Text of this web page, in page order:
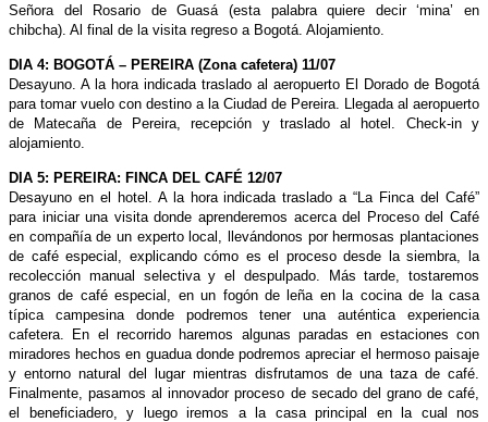
Señora del Rosario de Guasá (esta palabra quiere decir ‘mina’ en
chibcha). Al final de la visita regreso a Bogotá. Alojamiento.
DIA 4: BOGOTÁ – PEREIRA (Zona cafetera) 11/07
Desayuno. A la hora indicada traslado al aeropuerto El Dorado de Bogotá
para tomar vuelo con destino a la Ciudad de Pereira. Llegada al aeropuerto
de Matecaña de Pereira, recepción y traslado al hotel. Check-in y
alojamiento.
DIA 5: PEREIRA: FINCA DEL CAFÉ 12/07
Desayuno en el hotel. A la hora indicada traslado a “La Finca del Café”
para iniciar una visita donde aprenderemos acerca del Proceso del Café
en compañía de un experto local, llevándonos por hermosas plantaciones
de café especial, explicando cómo es el proceso desde la siembra, la
recolección manual selectiva y el despulpado. Más tarde, tostaremos
granos de café especial, en un fogón de leña en la cocina de la casa
típica campesina donde podremos tener una auténtica experiencia
cafetera. En el recorrido haremos algunas paradas en estaciones con
miradores hechos en guadua donde podremos apreciar el hermoso paisaje
y entorno natural del lugar mientras disfrutamos de una taza de café.
Finalmente, pasamos al innovador proceso de secado del grano de café,
el beneficiadero, y luego iremos a la casa principal en la cual nos